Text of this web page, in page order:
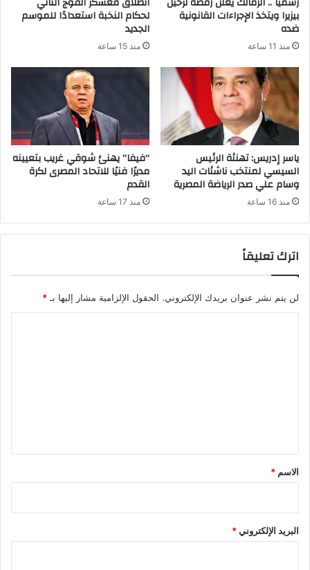
بيزيرا ويتخذ الإجراءات القانونية
ضده
منذ 11 ساعة
لحكام النخبة استعدادًا للموسم
الجديد
منذ 15 ساعة
ياسر إدريس: تهنئة الرئيس
السيسي لمنتخب ناشئات اليد
وسام علي صدر الرياضة المصرية
منذ 16 ساعة
“فيفا” يهنئ شوقي غريب بتعيينه
مديرًا فنيًا للاتحاد المصرى لكرة
القدم
منذ 17 ساعة
اترك تعليقاً
لن يتم نشر عنوان بريدك الإلكتروني. الحقول الإلزامية مشار إليها بـ *
*
الاسم *
البريد الإلكتروني*